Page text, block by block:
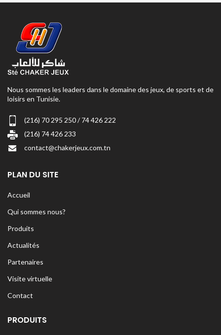
Nous sommes les leaders dans le domaine des jeux, de sports et de
loisirs en Tunisie.
(216) 70 295 250 / 74 426 222
(216) 74 426 233
contact@chakerjeux.com.tn
PLAN DU SITE
Accueil
Qui sommes nous?
Produits
Actualités
Partenaires
Visite virtuelle
Contact
PRODUITS